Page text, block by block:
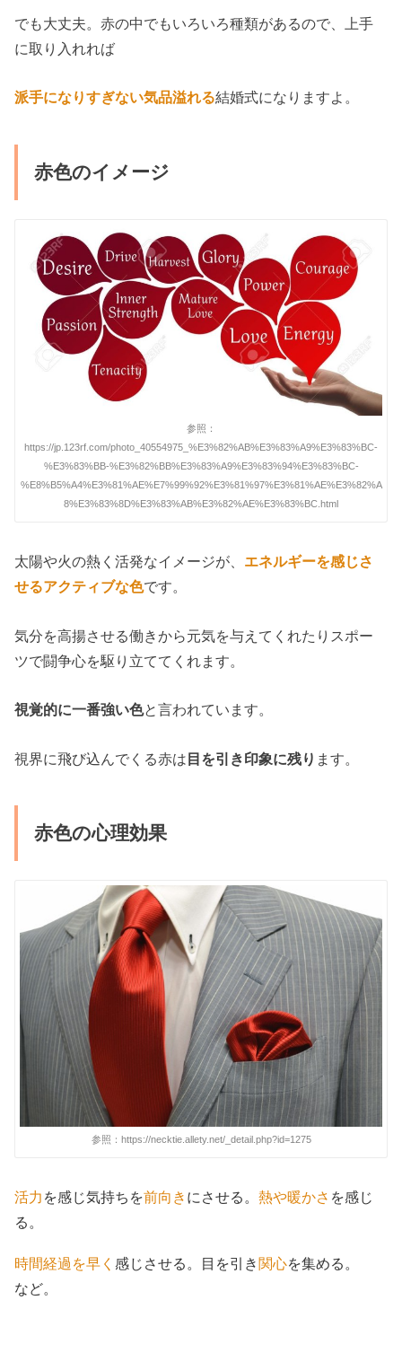
でも大丈夫。赤の中でもいろいろ種類があるので、上手
に取り入れれば
派手になりすぎない気品溢れる結婚式になりますよ。
赤色のイメージ
参照：
https://jp.123rf.com/photo_40554975_%E3%82%AB%E3%83%A9%E3%83%BC-
%E3%83%BB-%E3%82%BB%E3%83%A9%E3%83%94%E3%83%BC-
%E8%B5%A4%E3%81%AE%E7%99%92%E3%81%97%E3%81%AE%E3%82%A
8%E3%83%8D%E3%83%AB%E3%82%AE%E3%83%BC.html
太陽や火の熱く活発なイメージが、 エネルギーを感じさ
せるアクティブな色です。
気分を高揚させる働きから元気を与えてくれたりスポー
ツで闘争心を駆り立ててくれます。
視覚的に一番強い色と言われています。
視界に飛び込んでくる赤は目を引き印象に残り ます。
赤色の心理効果
参照：https://necktie.allety.net/_detail.php?id=1275
活力 を感じ気持ちを前向き にさせる。熱や暖かさ を感じ
る。
時間経過を早く感じさせる。目を引き 関心を集める。
など。